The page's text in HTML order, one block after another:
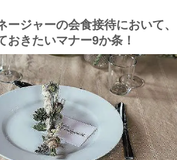
ージャーの会食接待において、
おきたいマナー9か条！